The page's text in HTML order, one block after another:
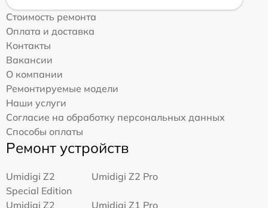
Стоимость ремонта
Оплата и доставка
Контакты
Вакансии
О компании
Ремонтируемые модели
Наши услуги
Согласие на обработку персональных данных
Способы оплаты
Ремонт устройств
Umidigi Z2
Special Edition
Umidigi Z2 Pro
Umidigi Z2
Umidigi Z1 Pro